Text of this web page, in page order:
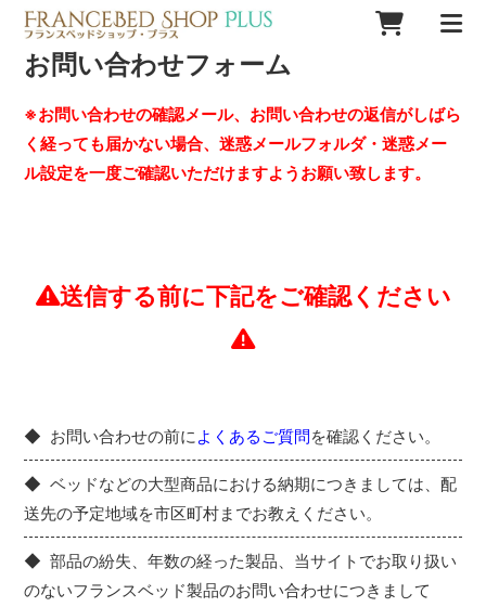
お問い合わせフォーム
※お問い合わせの確認メール、お問い合わせの返信がしばら
く経っても届かない場合、迷惑メールフォルダ・迷惑メー
ル設定を一度ご確認いただけますようお願い致します。
送信する前に下記をご確認ください
お問い合わせの前に よくあるご質問を確認ください。
ベッドなどの大型商品における納期につきましては、配
送先の予定地域を市区町村までお教えください。
部品の紛失、年数の経った製品、当サイトでお取り扱い
のないフランスベッド製品のお問い合わせにつきまして